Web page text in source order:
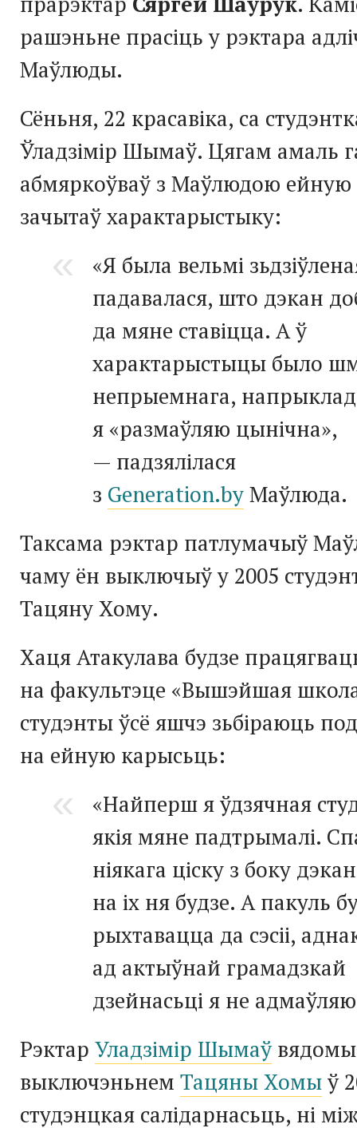
рашэньне прасіць у рэктара
Маўлюды.
Сёньня, 22 красавіка, са
Ўладзімір Шымаў. Цягам амаль
абмяркоўваў з Маўлюдою ейную
зачытаў характарыстыку:
«Я была вельмі
падавалася, што дэкан
да мяне ставіцца. А ў
характарыстыцы было
непрыемнага,
я «размаўляю цынічна»,
— падзялілася
з Generation.byМаўлюда.
Таксама рэктар патлумачыў
чаму ён выключыў у 2005
Тацяну Хому.
Хаця Атакулава будзе
на факультэце «Вышэйшая
студэнты ўсё яшчэ зьбіраюць
на ейную карысьць:
«Найперш я ўдзячная
якія мяне падтрымалі.
ніякага ціску з боку
на іх ня будзе. А пакуль
рыхтавацца да сэсіі,
ад актыўнай грамадзкай
дзейнасьці я не
Рэктар Уладзімір Шымаў
выключэньнем Тацяны Хомыў
студэнцкая салідарнасьць, ні